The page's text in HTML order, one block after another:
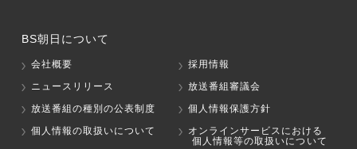
BS朝日について
会社概要
採用情報
ニュースリリース
放送番組審議会
放送番組の種別の公表制度
個人情報保護方針
個人情報の取扱いについて
オンラインサービスにおける
個人情報等の取扱いについて